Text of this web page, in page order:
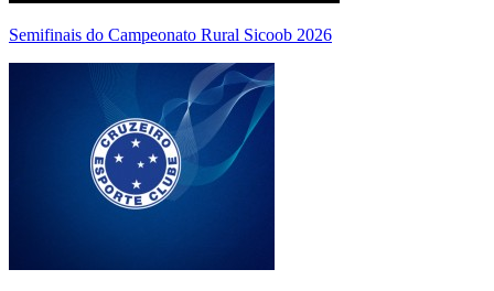
Semifinais do Campeonato Rural Sicoob 2026